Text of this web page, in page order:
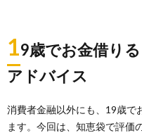
19歳でお金借り
アドバイス
消費者金融以外にも、19歳で
ます。今回は、知恵袋で評価